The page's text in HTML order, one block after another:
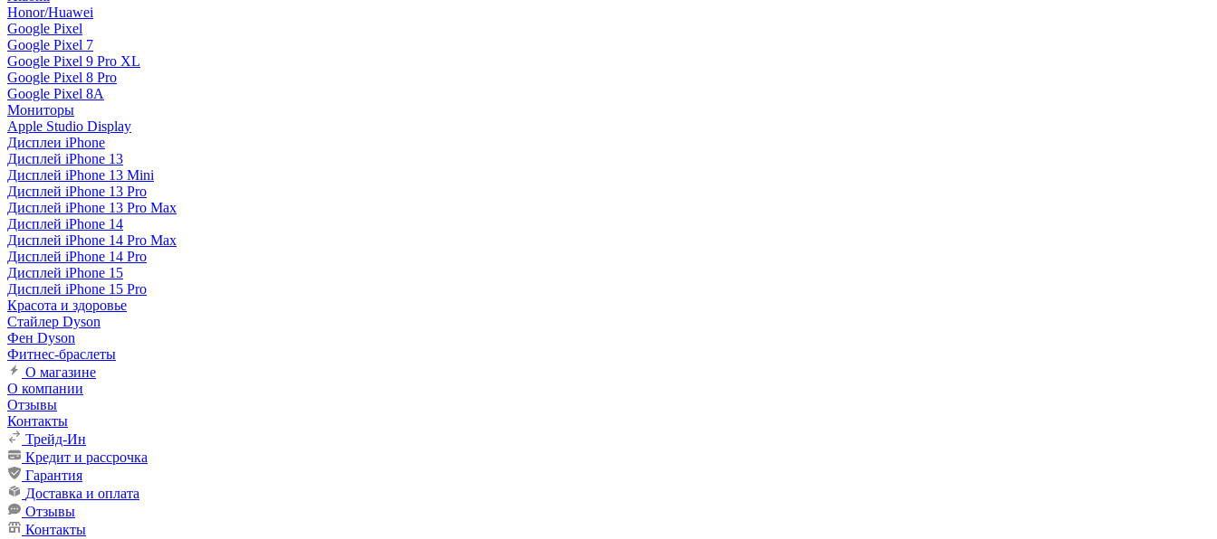
Honor/Huawei
Google Pixel
Google Pixel 7
Google Pixel 9 Pro XL
Google Pixel 8 Pro
Google Pixel 8A
Мониторы
Apple Studio Display
Дисплеи iPhone
Дисплей iPhone 13
Дисплей iPhone 13 Mini
Дисплей iPhone 13 Pro
Дисплей iPhone 13 Pro Max
Дисплей iPhone 14
Дисплей iPhone 14 Pro Max
Дисплей iPhone 14 Pro
Дисплей iPhone 15
Дисплей iPhone 15 Pro
Красота и здоровье
Стайлер Dyson
Фен Dyson
Фитнес-браслеты
О магазине
О компании
Отзывы
Контакты
Трейд-Ин
Кредит и рассрочка
Гарантия
Доставка и оплата
Отзывы
Контакты